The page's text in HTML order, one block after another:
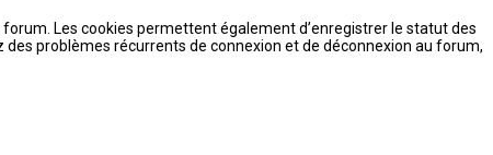
Les cookies permettent également d’enregistrer le statut des
problèmes récurrents de connexion et de déconnexion au forum,